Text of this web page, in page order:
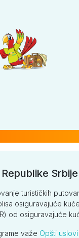
turističkih
osiguravajuće
od osiguravajuće
važe Opšti